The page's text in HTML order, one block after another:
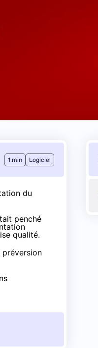
1 min Logiciel
du
penché
qualité.
préversion